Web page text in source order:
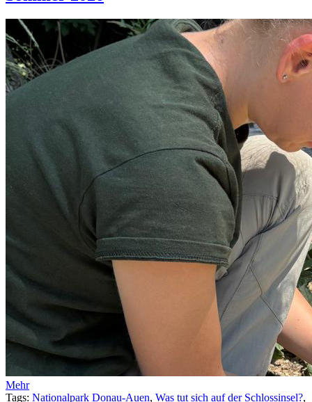
Mehr
Tags: Nationalpark Donau-Auen, Was tut sich auf der Schlossinsel?,